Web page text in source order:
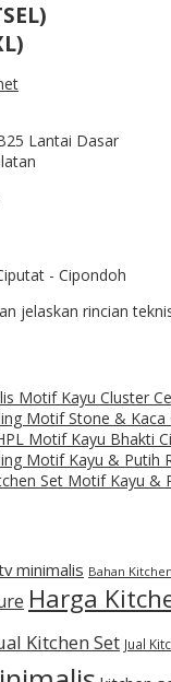
Lantai Dasar
- Cipondoh
jelaskan rincian
Motif Kayu Cluster
Motif Stone &
Motif Kayu Bhakti
Motif Kayu & Putih
Set Motif Kayu &
minimalis Bahan
Harga
Kitchen Set Jual